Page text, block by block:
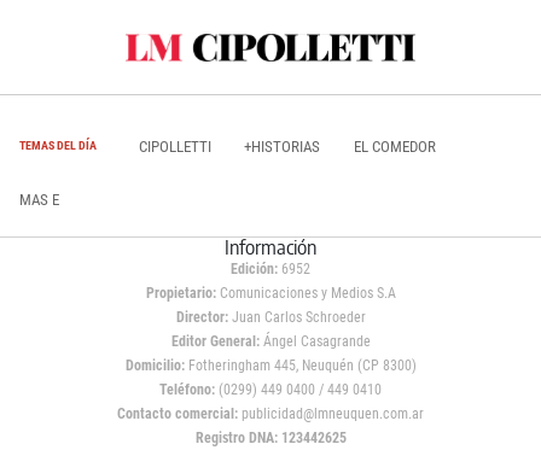
TEMAS DEL DÍA CIPOLLETTI +HISTORIAS EL COMEDOR
MAS E
Información
Edición: 6952
Propietario:Comunicaciones y Medios S.A
Director: Juan Carlos Schroeder
Editor General:Ángel Casagrande
Domicilio:Fotheringham 445, Neuquén (CP 8300)
Teléfono: (0299) 449 0400 / 449 0410
Contacto comercial: publicidad@lmneuquen.com.ar
Registro DNA: 123442625